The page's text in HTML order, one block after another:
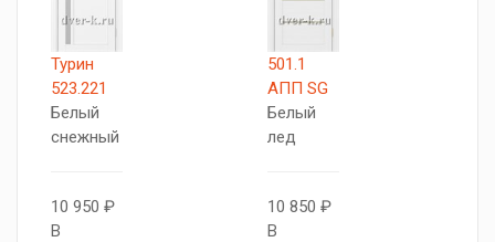
Турин
523.221
Белый
снежный
10 950 ₽
В
501.1
АПП SG
Белый
лед
10 850 ₽
В